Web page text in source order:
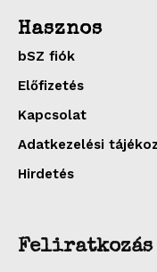
Hasznos
bSZ fiók
Előfizetés
Kapcsolat
Adatkezelési
Hirdetés